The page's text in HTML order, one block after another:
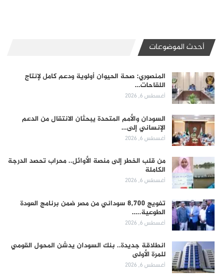
أحدث الموضوعات
المنصوري: صحة الحيوان أولوية ودعم كامل لإنتاج
اللقاحات…
أغسطس 6, 2026
السودان والأمم المتحدة يبحثان الانتقال من الدعم
الإنساني إلى…
أغسطس 6, 2026
من قلب الخطر إلى منصة الأوائل.. محراب تحصد الدرجة
الكاملة
أغسطس 6, 2026
تفويج 8,700 سوداني من مصر ضمن برنامج العودة
الطوعية..…
أغسطس 6, 2026
انطلاقة جديدة.. بنك السودان يدشن المحول القومي
للمرة الأولى
أغسطس 6, 2026